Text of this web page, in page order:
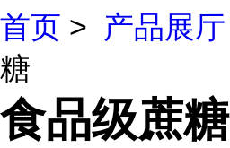
首页 > 产品展厅
糖
食品级蔗糖